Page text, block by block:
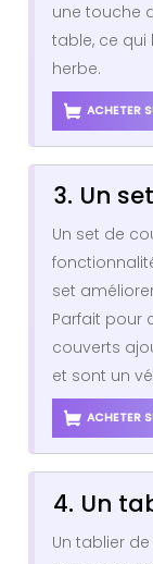
une touche
table, ce qui
herbe.
ACHETER
3. Un
Un set de
set
Parfait pour
couverts
et sont un
ACHETER
4. Un
Un tablier